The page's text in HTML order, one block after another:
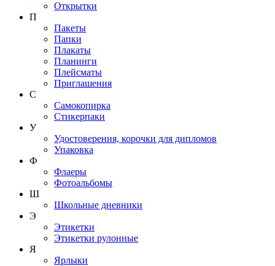
Открытки
П
Пакеты
Папки
Плакаты
Планинги
Плейсматы
Приглашения
С
Самокопирка
Стикерпаки
У
Удостоверения, корочки для дипломов
Упаковка
Ф
Флаеры
Фотоальбомы
Ш
Школьные дневники
Э
Этикетки
Этикетки рулонные
Я
Ярлыки